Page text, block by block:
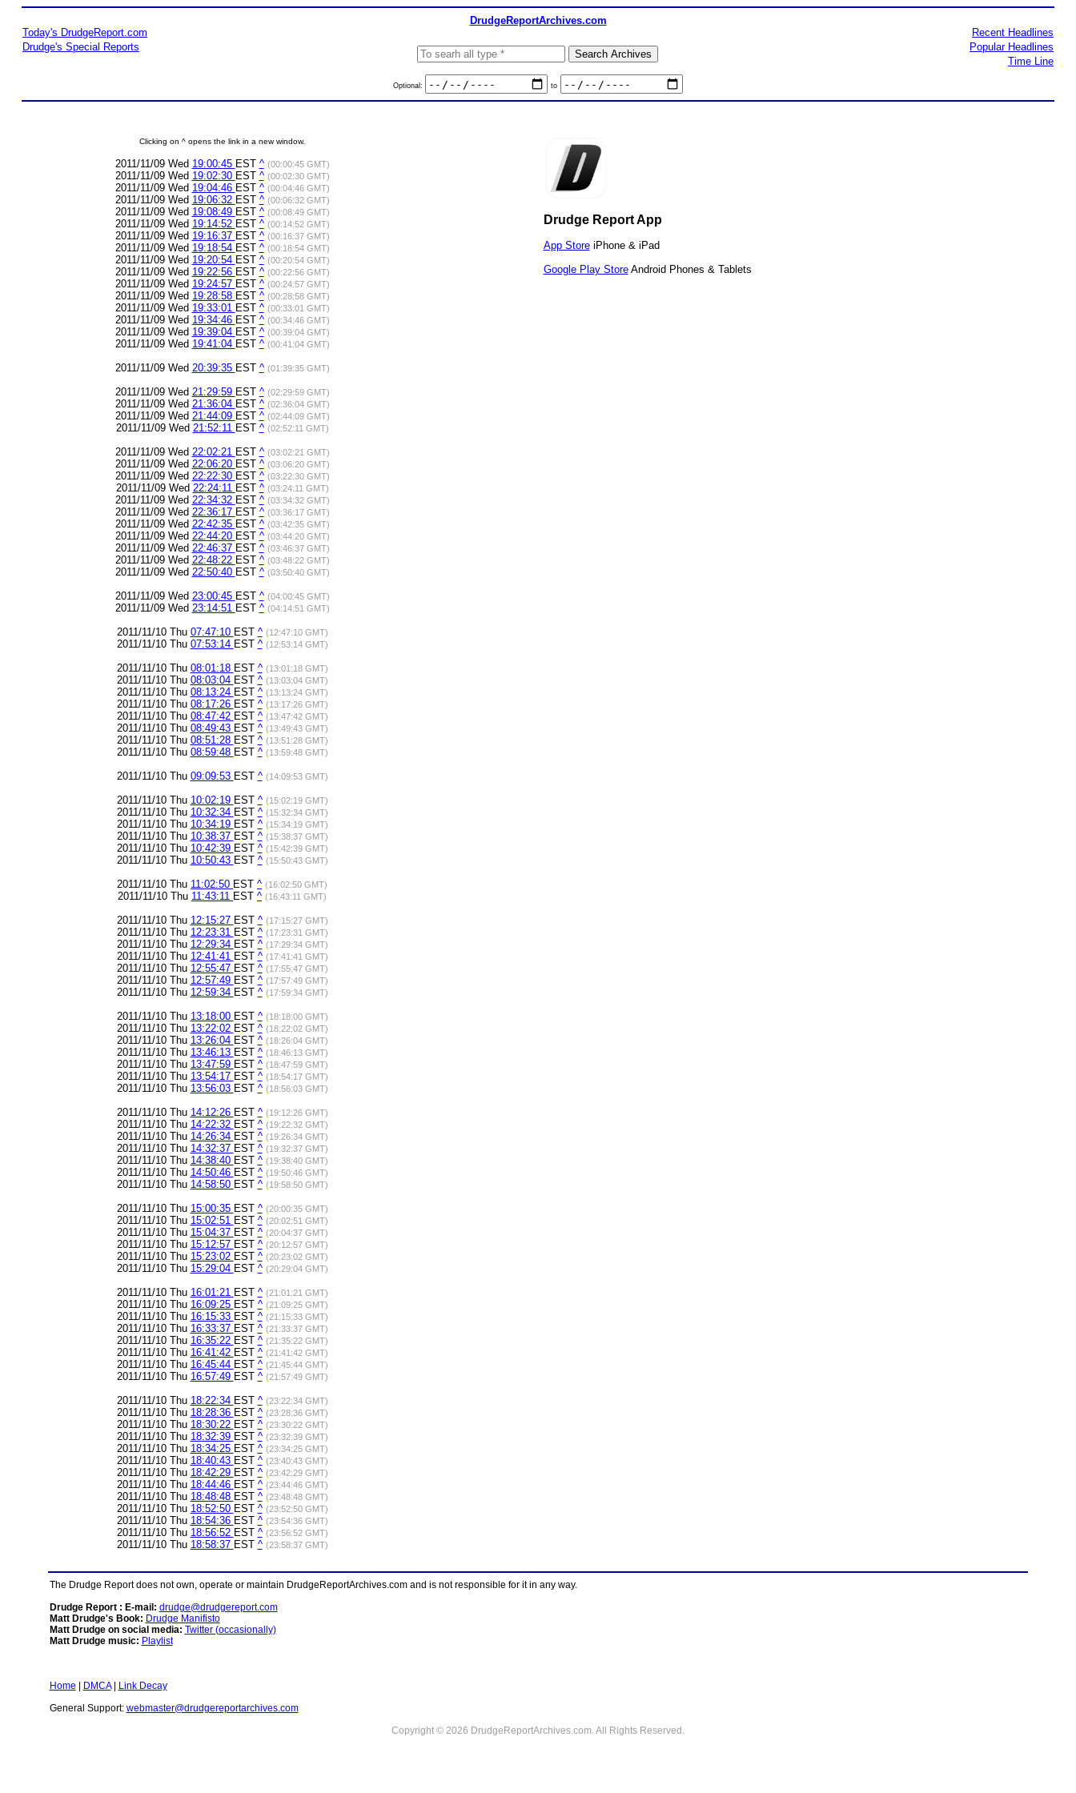
DrudgeReportArchives.com
Today's DrudgeReport.com
Drudge's Special Reports
Optional: to
Recent Headlines
Popular Headlines
Time Line
Clicking on ^ opens the link in a new window.
2011/11/09 Wed 19:00:45 EST ^ (00:00:45 GMT)
2011/11/09 Wed 19:02:30 EST ^ (00:02:30 GMT)
2011/11/09 Wed 19:04:46 EST ^ (00:04:46 GMT)
2011/11/09 Wed 19:06:32 EST ^ (00:06:32 GMT)
2011/11/09 Wed 19:08:49 EST ^ (00:08:49 GMT)
2011/11/09 Wed 19:14:52 EST ^ (00:14:52 GMT)
2011/11/09 Wed 19:16:37 EST ^ (00:16:37 GMT)
2011/11/09 Wed 19:18:54 EST ^ (00:18:54 GMT)
2011/11/09 Wed 19:20:54 EST ^ (00:20:54 GMT)
2011/11/09 Wed 19:22:56 EST ^ (00:22:56 GMT)
2011/11/09 Wed 19:24:57 EST ^ (00:24:57 GMT)
2011/11/09 Wed 19:28:58 EST ^ (00:28:58 GMT)
2011/11/09 Wed 19:33:01 EST ^ (00:33:01 GMT)
2011/11/09 Wed 19:34:46 EST ^ (00:34:46 GMT)
2011/11/09 Wed 19:39:04 EST ^ (00:39:04 GMT)
2011/11/09 Wed 19:41:04 EST ^ (00:41:04 GMT)
2011/11/09 Wed 20:39:35 EST ^ (01:39:35 GMT)
2011/11/09 Wed 21:29:59 EST ^ (02:29:59 GMT)
2011/11/09 Wed 21:36:04 EST ^ (02:36:04 GMT)
2011/11/09 Wed 21:44:09 EST ^ (02:44:09 GMT)
2011/11/09 Wed 21:52:11 EST ^ (02:52:11 GMT)
2011/11/09 Wed 22:02:21 EST ^ (03:02:21 GMT)
2011/11/09 Wed 22:06:20 EST ^ (03:06:20 GMT)
2011/11/09 Wed 22:22:30 EST ^ (03:22:30 GMT)
2011/11/09 Wed 22:24:11 EST ^ (03:24:11 GMT)
2011/11/09 Wed 22:34:32 EST ^ (03:34:32 GMT)
2011/11/09 Wed 22:36:17 EST ^ (03:36:17 GMT)
2011/11/09 Wed 22:42:35 EST ^ (03:42:35 GMT)
2011/11/09 Wed 22:44:20 EST ^ (03:44:20 GMT)
2011/11/09 Wed 22:46:37 EST ^ (03:46:37 GMT)
2011/11/09 Wed 22:48:22 EST ^ (03:48:22 GMT)
2011/11/09 Wed 22:50:40 EST ^ (03:50:40 GMT)
2011/11/09 Wed 23:00:45 EST ^ (04:00:45 GMT)
2011/11/09 Wed 23:14:51 EST ^ (04:14:51 GMT)
2011/11/10 Thu 07:47:10 EST ^ (12:47:10 GMT)
2011/11/10 Thu 07:53:14 EST ^ (12:53:14 GMT)
2011/11/10 Thu 08:01:18 EST ^ (13:01:18 GMT)
2011/11/10 Thu 08:03:04 EST ^ (13:03:04 GMT)
2011/11/10 Thu 08:13:24 EST ^ (13:13:24 GMT)
2011/11/10 Thu 08:17:26 EST ^ (13:17:26 GMT)
2011/11/10 Thu 08:47:42 EST ^ (13:47:42 GMT)
2011/11/10 Thu 08:49:43 EST ^ (13:49:43 GMT)
2011/11/10 Thu 08:51:28 EST ^ (13:51:28 GMT)
2011/11/10 Thu 08:59:48 EST ^ (13:59:48 GMT)
2011/11/10 Thu 09:09:53 EST ^ (14:09:53 GMT)
2011/11/10 Thu 10:02:19 EST ^ (15:02:19 GMT)
2011/11/10 Thu 10:32:34 EST ^ (15:32:34 GMT)
2011/11/10 Thu 10:34:19 EST ^ (15:34:19 GMT)
2011/11/10 Thu 10:38:37 EST ^ (15:38:37 GMT)
2011/11/10 Thu 10:42:39 EST ^ (15:42:39 GMT)
2011/11/10 Thu 10:50:43 EST ^ (15:50:43 GMT)
2011/11/10 Thu 11:02:50 EST ^ (16:02:50 GMT)
2011/11/10 Thu 11:43:11 EST ^ (16:43:11 GMT)
2011/11/10 Thu 12:15:27 EST ^ (17:15:27 GMT)
2011/11/10 Thu 12:23:31 EST ^ (17:23:31 GMT)
2011/11/10 Thu 12:29:34 EST ^ (17:29:34 GMT)
2011/11/10 Thu 12:41:41 EST ^ (17:41:41 GMT)
2011/11/10 Thu 12:55:47 EST ^ (17:55:47 GMT)
2011/11/10 Thu 12:57:49 EST ^ (17:57:49 GMT)
2011/11/10 Thu 12:59:34 EST ^ (17:59:34 GMT)
2011/11/10 Thu 13:18:00 EST ^ (18:18:00 GMT)
2011/11/10 Thu 13:22:02 EST ^ (18:22:02 GMT)
2011/11/10 Thu 13:26:04 EST ^ (18:26:04 GMT)
2011/11/10 Thu 13:46:13 EST ^ (18:46:13 GMT)
2011/11/10 Thu 13:47:59 EST ^ (18:47:59 GMT)
2011/11/10 Thu 13:54:17 EST ^ (18:54:17 GMT)
2011/11/10 Thu 13:56:03 EST ^ (18:56:03 GMT)
2011/11/10 Thu 14:12:26 EST ^ (19:12:26 GMT)
2011/11/10 Thu 14:22:32 EST ^ (19:22:32 GMT)
2011/11/10 Thu 14:26:34 EST ^ (19:26:34 GMT)
2011/11/10 Thu 14:32:37 EST ^ (19:32:37 GMT)
2011/11/10 Thu 14:38:40 EST ^ (19:38:40 GMT)
2011/11/10 Thu 14:50:46 EST ^ (19:50:46 GMT)
2011/11/10 Thu 14:58:50 EST ^ (19:58:50 GMT)
2011/11/10 Thu 15:00:35 EST ^ (20:00:35 GMT)
2011/11/10 Thu 15:02:51 EST ^ (20:02:51 GMT)
2011/11/10 Thu 15:04:37 EST ^ (20:04:37 GMT)
2011/11/10 Thu 15:12:57 EST ^ (20:12:57 GMT)
2011/11/10 Thu 15:23:02 EST ^ (20:23:02 GMT)
2011/11/10 Thu 15:29:04 EST ^ (20:29:04 GMT)
2011/11/10 Thu 16:01:21 EST ^ (21:01:21 GMT)
2011/11/10 Thu 16:09:25 EST ^ (21:09:25 GMT)
2011/11/10 Thu 16:15:33 EST ^ (21:15:33 GMT)
2011/11/10 Thu 16:33:37 EST ^ (21:33:37 GMT)
2011/11/10 Thu 16:35:22 EST ^ (21:35:22 GMT)
2011/11/10 Thu 16:41:42 EST ^ (21:41:42 GMT)
2011/11/10 Thu 16:45:44 EST ^ (21:45:44 GMT)
2011/11/10 Thu 16:57:49 EST ^ (21:57:49 GMT)
2011/11/10 Thu 18:22:34 EST ^ (23:22:34 GMT)
2011/11/10 Thu 18:28:36 EST ^ (23:28:36 GMT)
2011/11/10 Thu 18:30:22 EST ^ (23:30:22 GMT)
2011/11/10 Thu 18:32:39 EST ^ (23:32:39 GMT)
2011/11/10 Thu 18:34:25 EST ^ (23:34:25 GMT)
2011/11/10 Thu 18:40:43 EST ^ (23:40:43 GMT)
2011/11/10 Thu 18:42:29 EST ^ (23:42:29 GMT)
2011/11/10 Thu 18:44:46 EST ^ (23:44:46 GMT)
2011/11/10 Thu 18:48:48 EST ^ (23:48:48 GMT)
2011/11/10 Thu 18:52:50 EST ^ (23:52:50 GMT)
2011/11/10 Thu 18:54:36 EST ^ (23:54:36 GMT)
2011/11/10 Thu 18:56:52 EST ^ (23:56:52 GMT)
2011/11/10 Thu 18:58:37 EST ^ (23:58:37 GMT)
Drudge Report App
App StoreiPhone & iPad
Google Play StoreAndroid Phones & Tablets
The Drudge Report does not own, operate or maintain DrudgeReportArchives.com and is not responsible for it in any way.
Drudge Report : E-mail: drudge@drudgereport.com
Matt Drudge's Book: Drudge Manifisto
Matt Drudge on social media: Twitter (occasionally)
Matt Drudge music: Playlist
Home DMCA|
Link Decay
General Support: webmaster@drudgereportarchives.com
Copyright © 2026 DrudgeReportArchives.com. All Rights Reserved.